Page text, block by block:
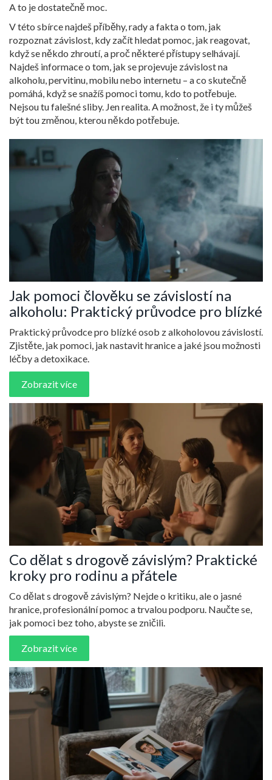
A to je dostatečně moc.
V této sbírce najdeš příběhy, rady a fakta o tom, jak
rozpoznat závislost, kdy začít hledat pomoc, jak reagovat,
když se někdo zhroutí, a proč některé přístupy selhávají.
Najdeš informace o tom, jak se projevuje závislost na
alkoholu, pervitinu, mobilu nebo internetu – a co skutečně
pomáhá, když se snažíš pomoci tomu, kdo to potřebuje.
Nejsou tu falešné sliby. Jen realita. A možnost, že i ty můžeš
být tou změnou, kterou někdo potřebuje.
Jak pomoci člověku se závislostí na
alkoholu: Praktický průvodce pro blízké
Praktický průvodce pro blízké osob z alkoholovou závislostí.
Zjistěte, jak pomoci, jak nastavit hranice a jaké jsou možnosti
léčby a detoxikace.
Zobrazit více
Co dělat s drogově závislým? Praktické
kroky pro rodinu a přátele
Co dělat s drogově závislým? Nejde o kritiku, ale o jasné
hranice, profesionální pomoc a trvalou podporu. Naučte se,
jak pomoci bez toho, abyste se zničili.
Zobrazit více